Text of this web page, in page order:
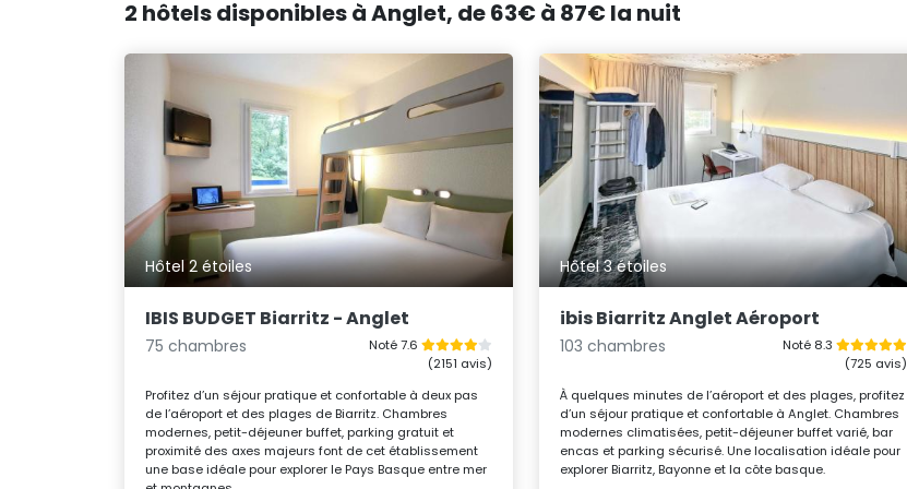
2 hôtels disponibles à Anglet, de 63€ à 87€ la nuit
Hôtel 2 étoiles
IBIS BUDGET Biarritz - Anglet
75 chambres
Noté 7.6
(2151 avis)
Profitez d’un séjour pratique et confortable à deux pas
de l’aéroport et des plages de Biarritz. Chambres
modernes, petit-déjeuner buffet, parking gratuit et
proximité des axes majeurs font de cet établissement
une base idéale pour explorer le Pays Basque entre mer
Hôtel 3 étoiles
ibis Biarritz Anglet Aéroport
103 chambres
Noté 8.3
(725 avis)
À quelques minutes de l’aéroport et des plages, profitez
d’un séjour pratique et confortable à Anglet. Chambres
modernes climatisées, petit-déjeuner buffet varié, bar
encas et parking sécurisé. Une localisation idéale pour
explorer Biarritz, Bayonne et la côte basque.